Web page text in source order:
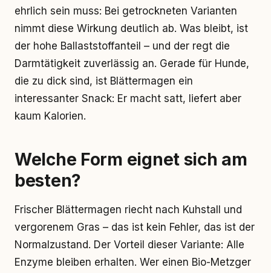
ehrlich sein muss: Bei getrockneten Varianten
nimmt diese Wirkung deutlich ab. Was bleibt, ist
der hohe Ballaststoffanteil – und der regt die
Darmtätigkeit zuverlässig an. Gerade für Hunde,
die zu dick sind, ist Blättermagen ein
interessanter Snack: Er macht satt, liefert aber
kaum Kalorien.
Welche Form eignet sich am
besten?
Frischer Blättermagen riecht nach Kuhstall und
vergorenem Gras – das ist kein Fehler, das ist der
Normalzustand. Der Vorteil dieser Variante: Alle
Enzyme bleiben erhalten. Wer einen Bio-Metzger